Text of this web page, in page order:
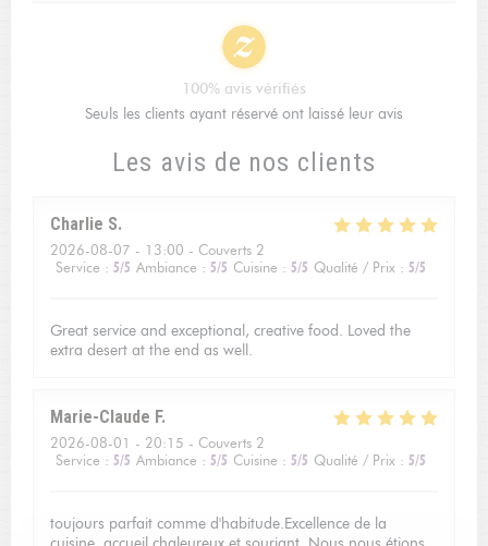
Les avis de nos clients
Charlie S
2026-08-07 - 13:00 - Couverts 2
Service : 5/5 Ambiance : 5/5 Cuisine : 5/5 Qualité / Prix : 5/5
Great service and exceptional, creative food. Loved the
extra desert at the end as well.
Marie-Claude F
2026-08-01 - 20:15 - Couverts 2
Service : 5/5 Ambiance : 5/5 Cuisine : 5/5 Qualité / Prix : 5/5
toujours parfait comme d'habitude.Excellence de la
100% avis vérifiés
Seuls les clients ayant réservé ont laissé leur avis